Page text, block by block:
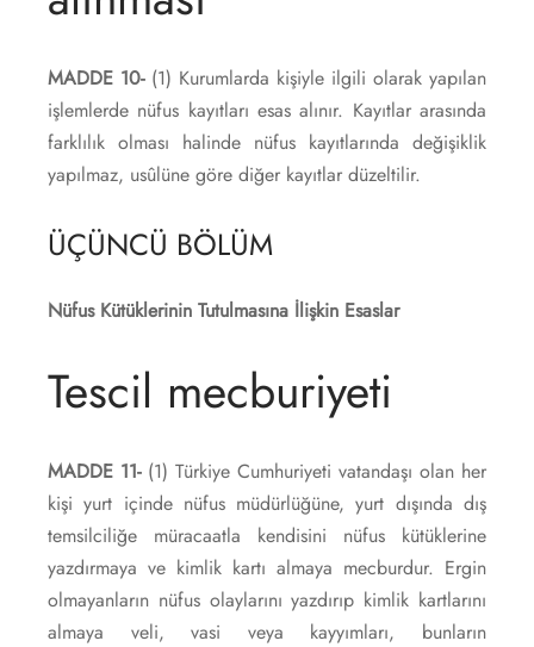
MADDE 10-(1) Kurumlarda kişiyle ilgili olarak yapılan
işlemlerde nüfus kayıtları esas alınır. Kayıtlar arasında
farklılık olması halinde nüfus kayıtlarında değişiklik
yapılmaz, usûlüne göre diğer kayıtlar düzeltilir.
ÜÇÜNCÜ BÖLÜM
Nüfus Kütüklerinin Tutulmasına İlişkin Esaslar
Tescil mecburiyeti
MADDE 11-(1) Türkiye Cumhuriyeti vatandaşı olan her
kişi yurt içinde nüfus müdürlüğüne, yurt dışında dış
temsilciliğe müracaatla kendisini nüfus kütüklerine
yazdırmaya ve kimlik kartı almaya mecburdur. Ergin
olmayanların nüfus olaylarını yazdırıp kimlik kartlarını
almaya veli, vasi veya kayyımları, bunların